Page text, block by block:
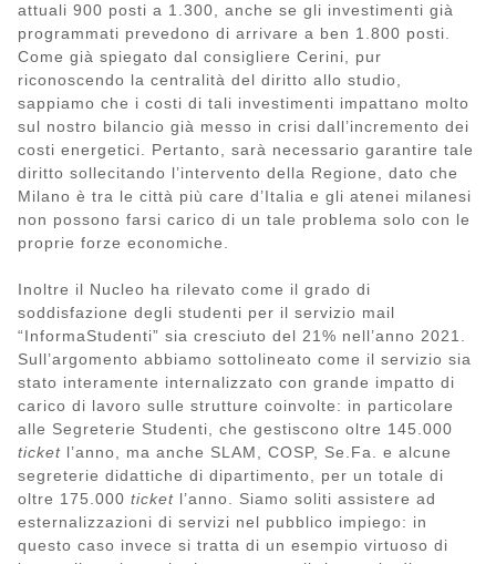
attuali 900 posti a 1.300, anche se gli investimenti già
programmati prevedono di arrivare a ben 1.800 posti.
Come già spiegato dal consigliere Cerini, pur
riconoscendo la centralità del diritto allo studio,
sappiamo che i costi di tali investimenti impattano molto
sul nostro bilancio già messo in crisi dall’incremento dei
costi energetici. Pertanto, sarà necessario garantire tale
diritto sollecitando l’intervento della Regione, dato che
Milano è tra le città più care d’Italia e gli atenei milanesi
non possono farsi carico di un tale problema solo con le
proprie forze economiche.
Inoltre il Nucleo ha rilevato come il grado di
soddisfazione degli studenti per il servizio mail
“InformaStudenti” sia cresciuto del 21% nell’anno 2021.
Sull’argomento abbiamo sottolineato come il servizio sia
stato interamente internalizzato con grande impatto di
carico di lavoro sulle strutture coinvolte: in particolare
alle Segreterie Studenti, che gestiscono oltre 145.000
ticket l’anno, ma anche SLAM, COSP, Se.Fa. e alcune
segreterie didattiche di dipartimento, per un totale di
oltre 175.000 ticket l’anno. Siamo soliti assistere ad
esternalizzazioni di servizi nel pubblico impiego: in
questo caso invece si tratta di un esempio virtuoso di